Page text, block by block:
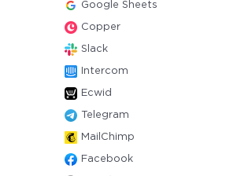
Google Sheets
Copper
Slack
Intercom
Ecwid
Telegram
MailChimp
Facebook